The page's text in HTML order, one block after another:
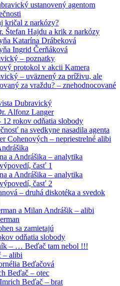
ustanovený agentom
kričal z narkózy?
Štefan Hajdu a krik z narkózy
Katarína Drábeková
Ingrid Čerňáková
– poznatky
protokol v akcii Kamera
– uväznený za príživu, ale
za vraždu? – znehodnocované
Dubravický
Alfonz Langer
12 rokov odňatia slobody
na svedkyne nasadila agenta
Cohenových – nepriestrelné alibi
a Andrášika – analytika
časť 1
a Andrášika – analytika
časť 2
– druhá diskotéka a svedok
a Milan Andrášik – alibi
sa zamietajú
odňatia slobody
– … Beďač tam nebol !!!
– alibi
Beďačová
Beďač – otec
Beďač – brat